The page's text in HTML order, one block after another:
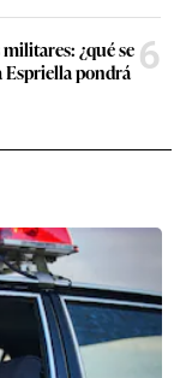
¿qué se
Espriella pondrá 6